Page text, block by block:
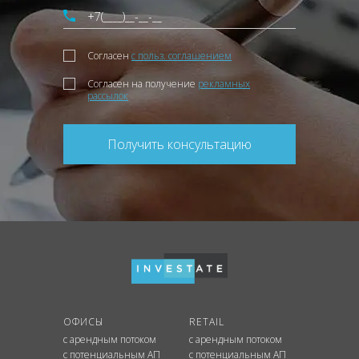
Согласен с польз. соглашением
Согласен на получение рекламных
рассылок
Получить консультацию
ОФИСЫ
с арендным потоком
с потенциальным АП
RETAIL
с арендным потоком
с потенциальным АП